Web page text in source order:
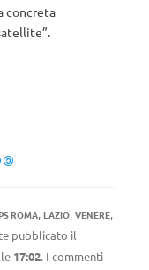
concreta
ROMA, LAZIO, VENERE,
pubblicato il
17:02. I commenti